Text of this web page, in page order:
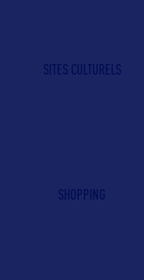
SITES CULTURELS
SHOPPING